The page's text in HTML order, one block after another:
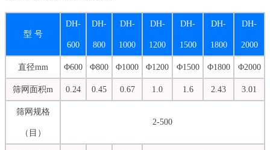
型 号
DH-
600
DH-
800
DH-
1000
DH-
1200
DH-
1500
DH-
1800
DH-
2000
直径mm Φ600 Φ800 Φ1000 Φ1200 Φ1500 Φ1800 Φ2000
筛网面积m 0.24 0.45 0.67 1.0 1.6 2.43 3.01
筛网规格
（目）
2-500